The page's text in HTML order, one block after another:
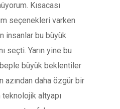
Kısacası
seçenekleri varken
insanlar bu büyük
seçti. Yarın yine bu
büyük beklentiler
azından daha özgür bir
teknolojik altyapı